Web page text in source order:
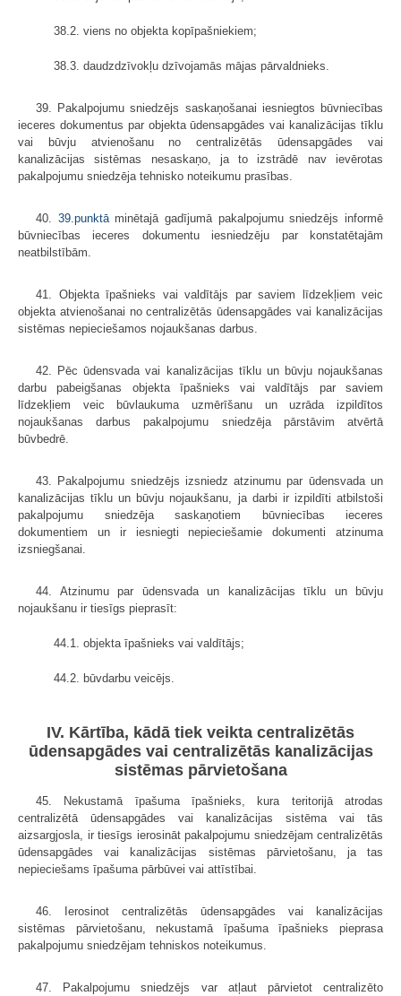
38.2. viens no objekta kopīpašniekiem;
38.3. daudzdzīvokļu dzīvojamās mājas pārvaldnieks.
39. Pakalpojumu sniedzējs saskaņošanai iesniegtos būvniecības
ieceres dokumentus par objekta ūdensapgādes vai kanalizācijas tīklu
vai būvju atvienošanu no centralizētās ūdensapgādes vai
kanalizācijas sistēmas nesaskaņo, ja to izstrādē nav ievērotas
pakalpojumu sniedzēja tehnisko noteikumu prasības.
40. 39.punktāminētajā gadījumā pakalpojumu sniedzējs informē
būvniecības ieceres dokumentu iesniedzēju par konstatētajām
neatbilstībām.
41. Objekta īpašnieks vai valdītājs par saviem līdzekļiem veic
objekta atvienošanai no centralizētās ūdensapgādes vai kanalizācijas
sistēmas nepieciešamos nojaukšanas darbus.
42. Pēc ūdensvada vai kanalizācijas tīklu un būvju nojaukšanas
darbu pabeigšanas objekta īpašnieks vai valdītājs par saviem
līdzekļiem veic būvlaukuma uzmērīšanu un uzrāda izpildītos
nojaukšanas darbus pakalpojumu sniedzēja pārstāvim atvērtā
būvbedrē.
43. Pakalpojumu sniedzējs izsniedz atzinumu par ūdensvada un
kanalizācijas tīklu un būvju nojaukšanu, ja darbi ir izpildīti atbilstoši
pakalpojumu sniedzēja saskaņotiem būvniecības ieceres
dokumentiem un ir iesniegti nepieciešamie dokumenti atzinuma
izsniegšanai.
44. Atzinumu par ūdensvada un kanalizācijas tīklu un būvju
nojaukšanu ir tiesīgs pieprasīt:
44.1. objekta īpašnieks vai valdītājs;
44.2. būvdarbu veicējs.
IV. Kārtība, kādā tiek veikta centralizētās
ūdensapgādes vai centralizētās kanalizācijas
sistēmas pārvietošana
45. Nekustamā īpašuma īpašnieks, kura teritorijā atrodas
centralizētā ūdensapgādes vai kanalizācijas sistēma vai tās
aizsargjosla, ir tiesīgs ierosināt pakalpojumu sniedzējam centralizētās
ūdensapgādes vai kanalizācijas sistēmas pārvietošanu, ja tas
nepieciešams īpašuma pārbūvei vai attīstībai.
46. Ierosinot centralizētās ūdensapgādes vai kanalizācijas
sistēmas pārvietošanu, nekustamā īpašuma īpašnieks pieprasa
pakalpojumu sniedzējam tehniskos noteikumus.
47. Pakalpojumu sniedzējs var atļaut pārvietot centralizēto